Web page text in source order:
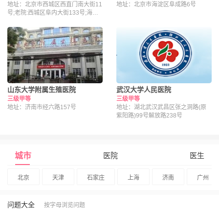
地址：北京市西城区西直门南大街11
号;老院:西城区阜内大街133号;海淀
地址：北京市海淀区阜成路6号
山东大学附属生殖医院
三级甲等
地址：济南市经六路157号
武汉大学人民医院
三级甲等
地址：湖北武汉武昌区张之洞路(原
紫阳路)99号解放路238号
城市 医院 医生
北京 天津 石家庄 上海 济南 广州
问题大全 按字母浏览问题